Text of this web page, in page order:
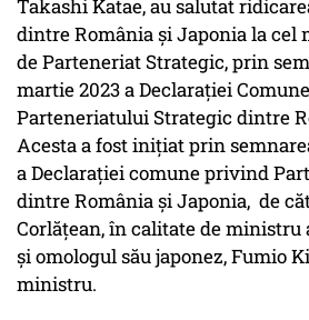
Takashi Katae, au salutat
dintre România și Japonia la cel
de Parteneriat Strategic, prin
martie 2023 a Declarației
Parteneriatului Strategic dintre
Acesta a fost inițiat prin
a Declarației comune privind
dintre România și Japonia, de
Corlățean, în calitate de
și omologul său japonez, Fumio
ministru.